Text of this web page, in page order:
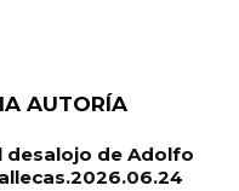
AUTORÍA
desalojo de Adolfo